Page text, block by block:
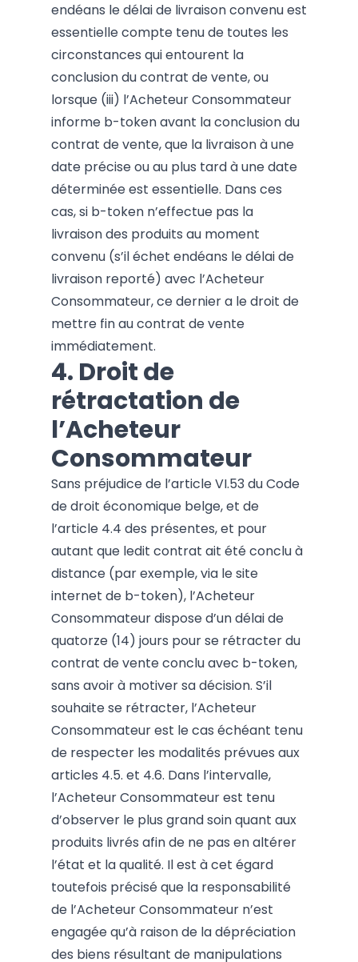
endéans le délai de livraison convenu est
essentielle compte tenu de toutes les
circonstances qui entourent la
conclusion du contrat de vente, ou
lorsque (iii) l’Acheteur Consommateur
informe b-token avant la conclusion du
contrat de vente, que la livraison à une
date précise ou au plus tard à une date
déterminée est essentielle. Dans ces
cas, si b-token n’effectue pas la
livraison des produits au moment
convenu (s’il échet endéans le délai de
livraison reporté) avec l’Acheteur
Consommateur, ce dernier a le droit de
mettre fin au contrat de vente
immédiatement.
4. Droit de
rétractation de
l’Acheteur
Consommateur
Sans préjudice de l’article VI.53 du Code
de droit économique belge, et de
l’article 4.4 des présentes, et pour
autant que ledit contrat ait été conclu à
distance (par exemple, via le site
internet de b-token), l’Acheteur
Consommateur dispose d’un délai de
quatorze (14) jours pour se rétracter du
contrat de vente conclu avec b-token,
sans avoir à motiver sa décision. S’il
souhaite se rétracter, l’Acheteur
Consommateur est le cas échéant tenu
de respecter les modalités prévues aux
articles 4.5. et 4.6. Dans l’intervalle,
l’Acheteur Consommateur est tenu
d’observer le plus grand soin quant aux
produits livrés afin de ne pas en altérer
l’état et la qualité. Il est à cet égard
toutefois précisé que la responsabilité
de l’Acheteur Consommateur n’est
engagée qu’à raison de la dépréciation
des biens résultant de manipulations